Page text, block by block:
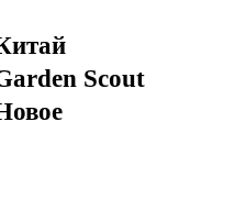
Scout